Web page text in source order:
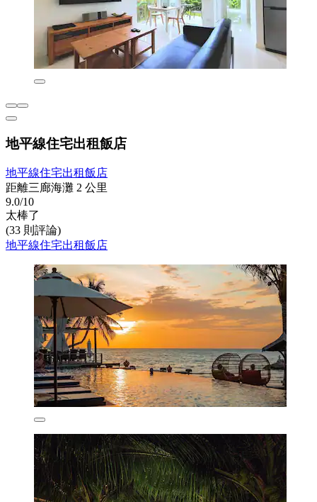
地平線住宅出租飯店
地平線住宅出租飯店
距離三廊海灘 2 公里
9.0/10
太棒了
(33 則評論)
地平線住宅出租飯店